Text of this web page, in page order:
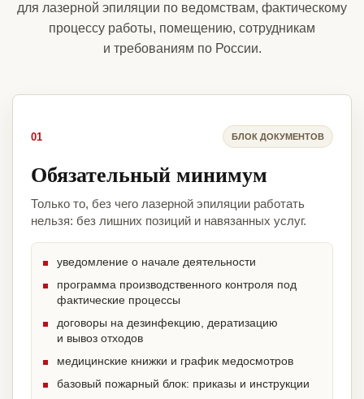
для лазерной эпиляции по ведомствам, фактическому
процессу работы, помещению, сотрудникам
и требованиям по России.
01 БЛОК ДОКУМЕНТОВ
Обязательный минимум
Только то, без чего лазерной эпиляции работать
нельзя: без лишних позиций и навязанных услуг.
уведомление о начале деятельности
программа производственного контроля под
фактические процессы
договоры на дезинфекцию, дератизацию
и вывоз отходов
медицинские книжки и график медосмотров
базовый пожарный блок: приказы и инструкции